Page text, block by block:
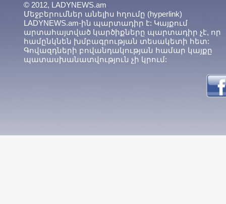
© 2012, LADYNEWS.am
Մեջբերումներ անելիս հղումը (hyperlink)
LADYNEWS.am-ին պարտադիր է: Կայքում
արտահայտված կարծիքները պարտադիր չէ, որ
համընկնեն խմբագրության տեսակետի հետ:
Գովազդների բովանդակության համար կայքը
պատասխանատվություն չի կրում: